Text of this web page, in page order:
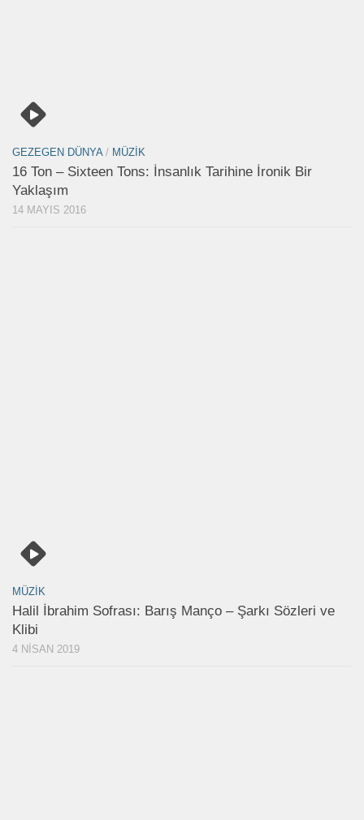
GEZEGEN DÜNYA/ MÜZIK
16 Ton – Sixteen Tons: İnsanlık Tarihine İronik Bir
Yaklaşım
14 MAYIS 2016
MÜZIK
Halil İbrahim Sofrası: Barış Manço – Şarkı Sözleri ve
Klibi
4 NISAN 2019